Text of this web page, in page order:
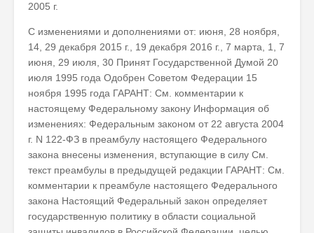
2005 г.
С изменениями и дополнениями от: июня, 28 ноября,
14, 29 декабря 2015 г., 19 декабря 2016 г., 7 марта, 1, 7
июня, 29 июля, 30 Принят Государственной Думой 20
июля 1995 года Одобрен Советом Федерации 15
ноября 1995 года ГАРАНТ: См. комментарии к
настоящему Федеральному закону Информация об
изменениях: Федеральным законом от 22 августа 2004
г. N 122-ФЗ в преамбулу настоящего Федерального
закона внесены изменения, вступающие в силу См.
текст преамбулы в предыдущей редакции ГАРАНТ: См.
комментарии к преамбуле настоящего Федерального
закона Настоящий Федеральный закон определяет
государственную политику в области социальной